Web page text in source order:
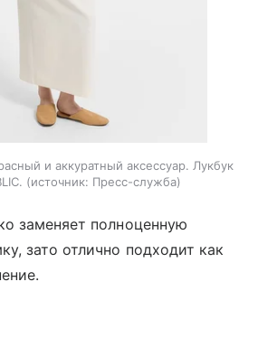
и аккуратный аксессуар. Лукбук
источник: Пресс-служба
заменяет полноценную
зато отлично подходит как